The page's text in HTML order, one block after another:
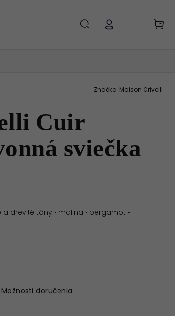
Cuir
sviečka
drevité tóny • malina • bergamot •
Značka: Maison Crivelli
Možnosti doručenia